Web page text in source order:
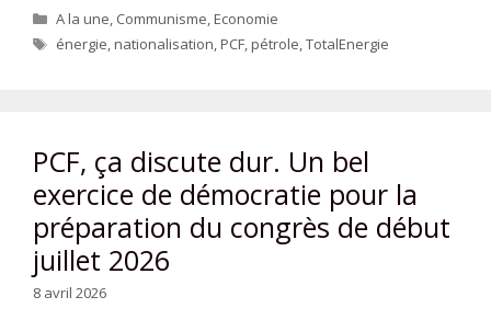
Catégories
A la une, Communisme,Economie
Étiquettes
énergie,nationalisation,PCF,pétrole,TotalEnergie
PCF, ça discute dur. Un bel
exercice de démocratie pour la
préparation du congrès de début
juillet 2026
8 avril 2026